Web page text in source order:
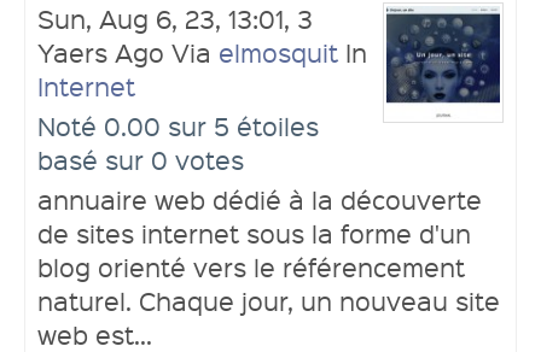
Sun, Aug 6, 23, 13:01, 3
Yaers Ago Via elmosquit In
Internet
Noté 0.00 sur 5 étoiles
basé sur 0 votes
annuaire web dédié à la découverte
de sites internet sous la forme d'un
blog orienté vers le référencement
naturel. Chaque jour, un nouveau site
web est...